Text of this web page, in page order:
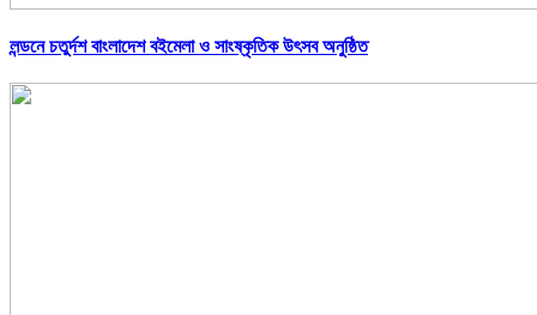
লন্ডনে চতুর্দশ বাংলাদেশ বইমেলা ও সাংষ্কৃতিক উৎসব অনুষ্ঠিত